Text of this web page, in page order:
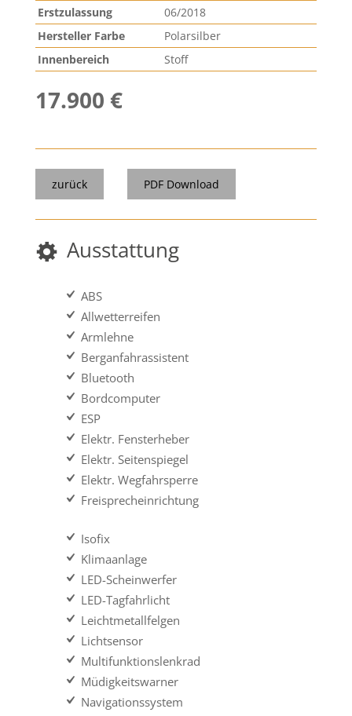
Erstzulassung
06/2018
Hersteller Farbe
Polarsilber
Innenbereich
Stoff
17.900 €
zurück PDF Download
Ausstattung
ABS
Allwetterreifen
Armlehne
Berganfahrassistent
Bluetooth
Bordcomputer
ESP
Elektr. Fensterheber
Elektr. Seitenspiegel
Elektr. Wegfahrsperre
Freisprecheinrichtung
Isofix
Klimaanlage
LED-Scheinwerfer
LED-Tagfahrlicht
Leichtmetallfelgen
Lichtsensor
Multifunktionslenkrad
Müdigkeitswarner
Navigationssystem